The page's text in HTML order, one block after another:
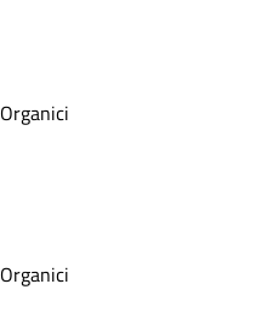
Organici
Organici